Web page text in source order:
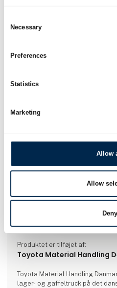
Selection
Necessary
Preferences
Statistics
Marketing
Allow
Allow
Deny
Produktet er tilføjet af:
Toyota Material Handling
Toyota Material Handling
lager- og gaffeltruck på det